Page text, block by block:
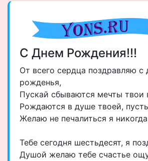
С Днем Рождения!!!
От всего сердца поздравляю с
рожденья,
Пускай сбываются мечты твои
Рождаются в душе твоей,
Желаю не печалиться я
Тебе сегодня шестьдесят, я
Душой желаю тебе счастье